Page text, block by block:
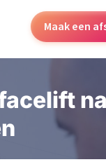
Maak een
na